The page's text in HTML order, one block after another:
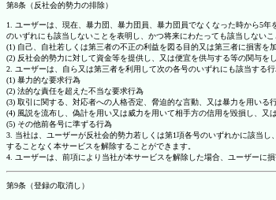
第8条（反社会的勢力の排除）
1. ユーザーは、現在、暴力団、暴力団員、暴力団員でなくなった時から5
のいずれにも該当しないことを表明し、かつ将来にわたっても該当しないこ
(1) 自己、自社若しくは第三者の不正の利益を図る目的又は第三者に損害
(2) 反社会的勢力に対して資金等を提供し、又は便宜を供与する等の関与を
2. ユーザーは、自ら又は第三者を利用して次の各号のいずれにも該当する
(1) 暴力的な要求行為
(2) 法的な責任を超えた不当な要求行為
(3) 取引に関する、対応者への人格否定、脅迫的な言動、又は暴力を用いる
(4) 風説を流布し、偽計を用い又は威力を用いて相手方の信用を毀損し、又
(5) その他前各号に準ずる行為
3. 当社は、ユーザーが反社会的勢力若しくは第1項各号のいずれかに該当
することなく本サービスを解除することができます。
4. ユーザーは、前項により当社が本サービスを解除した場合、ユーザーに
第9条（登録の取消し）